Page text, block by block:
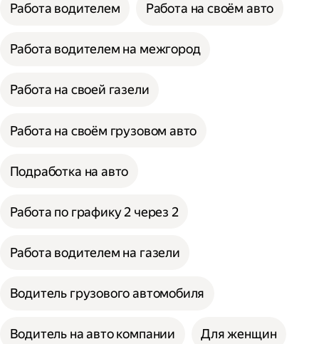
Работа водителем Работа на своём авто
Работа водителем на межгород
Работа на своей газели
Работа на своём грузовом авто
Подработка на авто
Работа по графику 2 через 2
Работа водителем на газели
Водитель грузового автомобиля
Водитель на авто компании Для женщин